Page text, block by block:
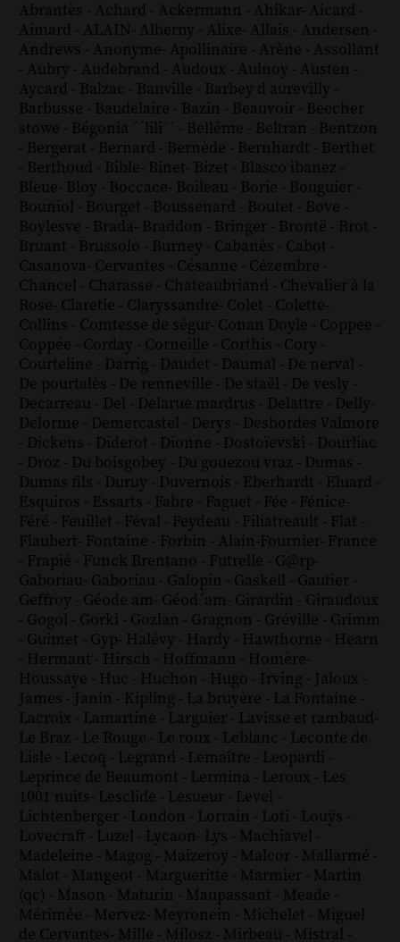
Abrantès - Achard - Ackermann - Ahikar- Aicard -
Aimard - ALAIN- Alberny - Alixe- Allais - Andersen -
Andrews - Anonyme- Apollinaire - Arène - Assollant
- Aubry - Audebrand - Audoux - Aulnoy - Austen -
Aycard - Balzac - Banville - Barbey d aurevilly -
Barbusse - Baudelaire - Bazin - Beauvoir - Beecher
stowe - Bégonia ´´lili´´ - Bellême - Beltran - Bentzon
- Bergerat - Bernard - Bernède - Bernhardt - Berthet
- Berthoud - Bible- Binet- Bizet - Blasco ibanez -
Bleue- Bloy - Boccace- Boileau - Borie - Bouguier -
Bouniol - Bourget - Boussenard - Boutet - Bove -
Boylesve - Brada- Braddon - Bringer - Brontë - Brot -
Bruant - Brussolo - Burney - Cabanès - Cabot -
Casanova- Cervantes - Césanne - Cézembre -
Chancel - Charasse - Chateaubriand - Chevalier à la
Rose- Claretie - Claryssandre- Colet - Colette-
Collins - Comtesse de ségur- Conan Doyle - Coppee -
Coppée - Corday - Corneille - Corthis - Cory -
Courteline - Darrig - Daudet - Daumal - De nerval -
De pourtalès - De renneville - De staël - De vesly -
Decarreau - Del - Delarue mardrus - Delattre - Delly-
Delorme - Demercastel - Derys - Desbordes Valmore
- Dickens - Diderot - Dionne - Dostoïevski - Dourliac
- Droz - Du boisgobey - Du gouezou vraz - Dumas -
Dumas fils - Duruy - Duvernois - Eberhardt - Eluard -
Esquiros - Essarts - Fabre - Faguet - Fée - Fénice-
Féré - Feuillet - Féval - Feydeau - Filiatreault - Flat -
Flaubert- Fontaine - Forbin - Alain-Fournier- France
- Frapié - Funck Brentano - Futrelle - G@rp-
Gaboriau- Gaboriau - Galopin - Gaskell - Gautier -
Geffroy - Géode am- Géod´am- Girardin - Giraudoux
- Gogol - Gorki - Gozlan - Gragnon - Gréville - Grimm
- Guimet - Gyp- Halévy - Hardy - Hawthorne - Hearn
- Hermant - Hirsch - Hoffmann - Homère-
Houssaye - Huc - Huchon - Hugo - Irving - Jaloux -
James - Janin - Kipling - La bruyère - La Fontaine -
Lacroix - Lamartine - Larguier - Lavisse et rambaud-
Le Braz - Le Rouge - Le roux - Leblanc - Leconte de
Lisle - Lecoq - Legrand - Lemaître - Leopardi -
Leprince de Beaumont - Lermina - Leroux - Les
1001 nuits- Lesclide - Lesueur - Level -
Lichtenberger - London - Lorrain - Loti - Louÿs -
Lovecraft - Luzel - Lycaon- Lys - Machiavel -
Madeleine - Magog - Maizeroy - Malcor - Mallarmé -
Malot - Mangeot - Margueritte - Marmier - Martin
(qc) - Mason - Maturin - Maupassant - Meade -
Mérimée - Mervez- Meyronein - Michelet - Miguel
de Cervantes- Mille - Milosz - Mirbeau - Mistral -